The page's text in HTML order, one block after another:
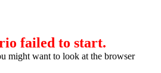
failed to start.
might want to look at the browser